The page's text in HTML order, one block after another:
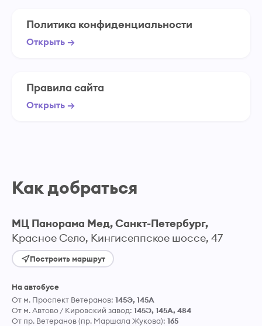
Политика конфиденциальности
Открыть →
Правила сайта
Открыть →
Как добраться
МЦ Панорама Мед, Санкт-Петербург,
Красное Село, Кингисеппское шоссе, 47
Построить маршрут
На автобусе
От м. Проспект Ветеранов: 145Э, 145А
От м. Автово / Кировский завод: 145Э, 145А, 484
От пр. Ветеранов (пр. Маршала Жукова): 165